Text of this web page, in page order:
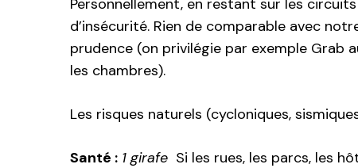
Personnellement, en restant sur les
d’insécurité. Rien de comparable avec
prudence (on privilégie par exemple Grab
les chambres).
Les risques naturels (cycloniques,
Santé : 1 girafe Si les rues, les parcs, les